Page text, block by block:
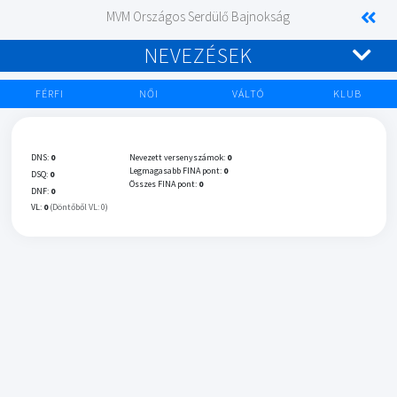
MVM Országos Serdülő Bajnokság
NEVEZÉSEK
FÉRFI NŐI VÁLTÓ KLUB
DNS: 0
DSQ: 0
DNF: 0
VL: 0 (Döntőből VL: 0)
Nevezett versenyszámok: 0
Legmagasabb FINA pont: 0
Összes FINA pont: 0